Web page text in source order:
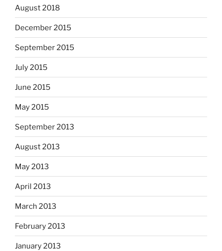
August 2018
December 2015
September 2015
July 2015
June 2015
May 2015
September 2013
August 2013
May 2013
April 2013
March 2013
February 2013
January 2013